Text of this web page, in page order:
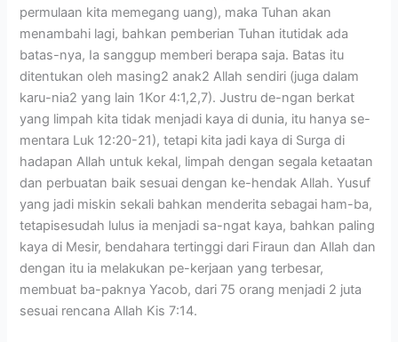
permulaan kita memegang uang), maka Tuhan akan
menambahi lagi, bahkan pemberian Tuhan itutidak ada
batas-nya, Ia sanggup memberi berapa saja. Batas itu
ditentukan oleh masing2 anak2 Allah sendiri (juga dalam
karu-nia2 yang lain 1Kor 4:1,2,7). Justru de-ngan berkat
yang limpah kita tidak menjadi kaya di dunia, itu hanya se-
mentara Luk 12:20-21), tetapi kita jadi kaya di Surga di
hadapan Allah untuk kekal, limpah dengan segala ketaatan
dan perbuatan baik sesuai dengan ke-hendak Allah. Yusuf
yang jadi miskin sekali bahkan menderita sebagai ham-ba,
tetapisesudah lulus ia menjadi sa-ngat kaya, bahkan paling
kaya di Mesir, bendahara tertinggi dari Firaun dan Allah dan
dengan itu ia melakukan pe-kerjaan yang terbesar,
membuat ba-paknya Yacob, dari 75 orang menjadi 2 juta
sesuai rencana Allah Kis 7:14.